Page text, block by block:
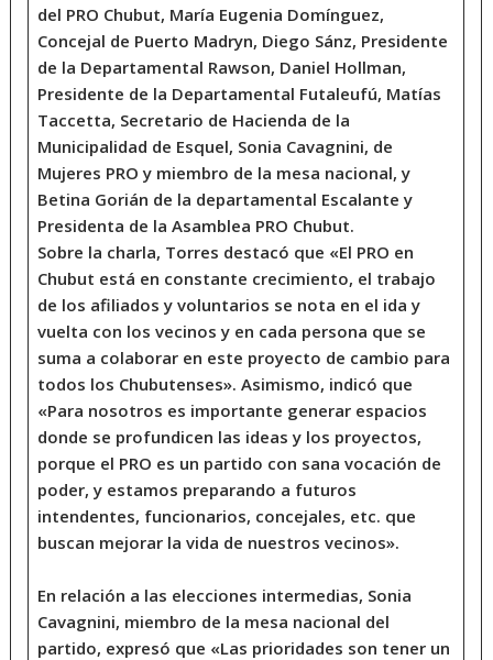
del PRO Chubut, María Eugenia Domínguez,
Concejal de Puerto Madryn, Diego Sánz, Presidente
de la Departamental Rawson, Daniel Hollman,
Presidente de la Departamental Futaleufú, Matías
Taccetta, Secretario de Hacienda de la
Municipalidad de Esquel, Sonia Cavagnini, de
Mujeres PRO y miembro de la mesa nacional, y
Betina Gorián de la departamental Escalante y
Presidenta de la Asamblea PRO Chubut.
Sobre la charla, Torres destacó que «El PRO en
Chubut está en constante crecimiento, el trabajo
de los afiliados y voluntarios se nota en el ida y
vuelta con los vecinos y en cada persona que se
suma a colaborar en este proyecto de cambio para
todos los Chubutenses». Asimismo, indicó que
«Para nosotros es importante generar espacios
donde se profundicen las ideas y los proyectos,
porque el PRO es un partido con sana vocación de
poder, y estamos preparando a futuros
intendentes, funcionarios, concejales, etc. que
buscan mejorar la vida de nuestros vecinos».
En relación a las elecciones intermedias, Sonia
Cavagnini, miembro de la mesa nacional del
partido, expresó que «Las prioridades son tener un